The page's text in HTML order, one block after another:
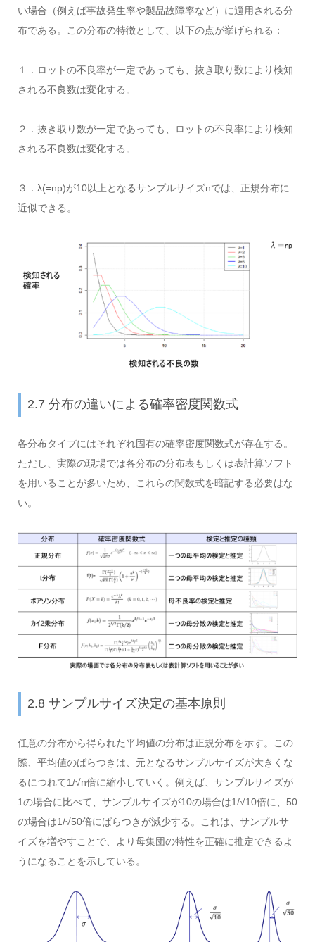
い場合（例えば事故発生率や製品故障率など）に適用される分
布である。この分布の特徴として、以下の点が挙げられる：
１．ロットの不良率が一定であっても、抜き取り数により検知
される不良数は変化する。
２．抜き取り数が一定であっても、ロットの不良率により検知
される不良数は変化する。
３．λ(=np)が10以上となるサンプルサイズnでは、正規分布に
近似できる。
2.7 分布の違いによる確率密度関数式
各分布タイプにはそれぞれ固有の確率密度関数式が存在する。
ただし、実際の現場では各分布の分布表もしくは表計算ソフト
を用いることが多いため、これらの関数式を暗記する必要はな
い。
2.8 サンプルサイズ決定の基本原則
任意の分布から得られた平均値の分布は正規分布を示す。この
際、平均値のばらつきは、元となるサンプルサイズが大きくな
るにつれて1/√n倍に縮小していく。例えば、サンプルサイズが
1の場合に比べて、サンプルサイズが10の場合は1/√10倍に、50
の場合は1/√50倍にばらつきが減少する。これは、サンプルサ
イズを増やすことで、より母集団の特性を正確に推定できるよ
うになることを示している。